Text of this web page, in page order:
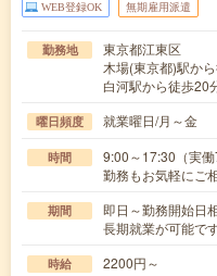
WEB登録OK 無期雇用派遣
勤務地
東京都江東区
木場(東京都)駅か
白河駅から徒歩20
曜日頻度 就業曜日/月～金
時間
9:00～17:30（実
勤務もお気軽にご
期間
即日～勤務開始日
長期就業が可能で
時給 2200円～